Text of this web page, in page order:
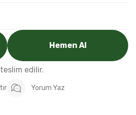
Hemen Al
edilir.
Yorum Yaz